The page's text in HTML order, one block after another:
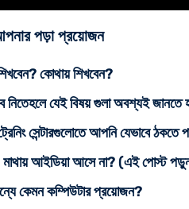
পড়া প্রয়োজন
কোথায় শিখবেন?
নিতেহলে যেই বিষয় গুলা অবশ্যই জানতে
সেন্টারগুলোতে আপনি যেভাবে ঠকতে
আইডিয়া আসে না?(এই পোস্ট
কেমন কম্পিউটার প্রয়োজন?